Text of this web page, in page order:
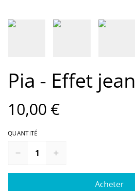
Pia - Effet jean
10,00 €
QUANTITÉ
Acheter